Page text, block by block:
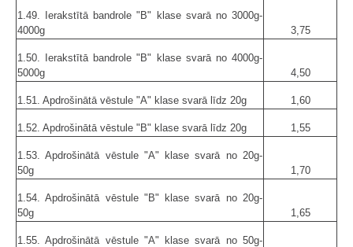
1.49. Ierakstītā bandrole "B" klase svarā no 3000g-
4000g
3,75
1.50. Ierakstītā bandrole "B" klase svarā no 4000g-
5000g
4,50
1.51. Apdrošinātā vēstule "A" klase svarā līdz 20g 1,60
1.52. Apdrošinātā vēstule "B" klase svarā līdz 20g 1,55
1.53. Apdrošinātā vēstule "A" klase svarā no 20g-
50g
1,70
1.54. Apdrošinātā vēstule "B" klase svarā no 20g-
50g
1,65
1.55. Apdrošinātā vēstule "A" klase svarā no 50g-